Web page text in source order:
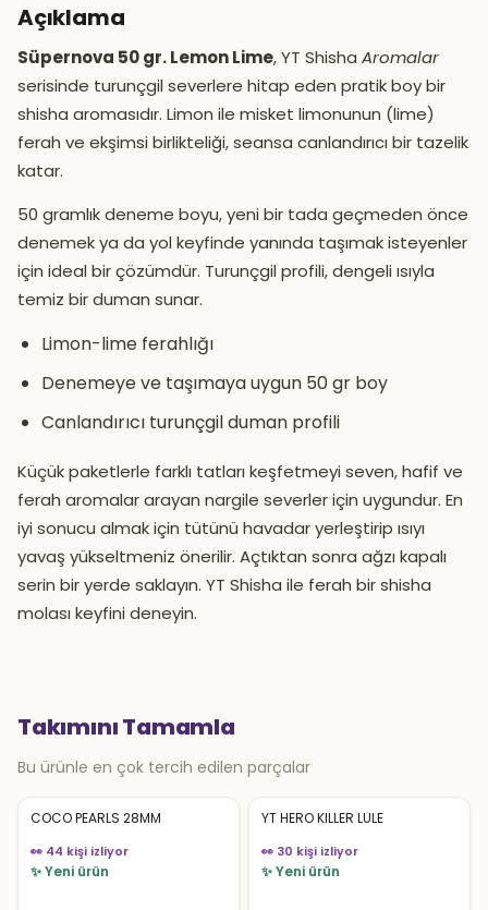
Açıklama
Süpernova 50 gr. Lemon Lime, YT Shisha Aromalar
serisinde turunçgil severlere hitap eden pratik boy bir
shisha aromasıdır. Limon ile misket limonunun (lime)
ferah ve ekşimsi birlikteliği, seansa canlandırıcı bir tazelik
katar.
50 gramlık deneme boyu, yeni bir tada geçmeden önce
denemek ya da yol keyfinde yanında taşımak isteyenler
için ideal bir çözümdür. Turunçgil profili, dengeli ısıyla
temiz bir duman sunar.
Limon-lime ferahlığı
Denemeye ve taşımaya uygun 50 gr boy
Canlandırıcı turunçgil duman profili
Küçük paketlerle farklı tatları keşfetmeyi seven, hafif ve
ferah aromalar arayan nargile severler için uygundur. En
iyi sonucu almak için tütünü havadar yerleştirip ısıyı
yavaş yükseltmeniz önerilir. Açtıktan sonra ağzı kapalı
serin bir yerde saklayın. YT Shisha ile ferah bir shisha
molası keyfini deneyin.
Takımını Tamamla
Bu ürünle en çok tercih edilen parçalar
COCO PEARLS 28MM
👀 44 kişi izliyor
✨ Yeni ürün
YT HERO KILLER LULE
👀 30 kişi izliyor
✨ Yeni ürün